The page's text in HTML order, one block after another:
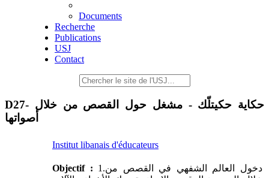
Documents
Recherche
Publications
USJ
Contact
D27- حكاية حكيتلّك - مشغل حول القصص من خلال
أصواتها
Institut libanais d'éducateurs
Objectif : 1.دخول العالم الشفهي في القصص من